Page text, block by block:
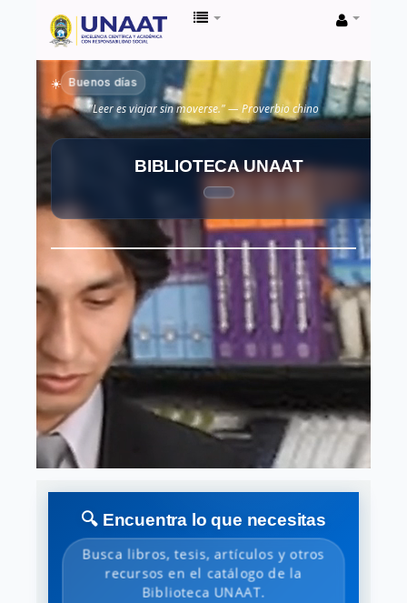
Biblioteca
Unaat
☀️ Buenos días
"Leer es viajar sin moverse." — Proverbio chino
BIBLIOTECA UNAAT
🔍 Encuentra lo que necesitas
Busca libros, tesis, artículos y otros
recursos en el catálogo de la
Biblioteca UNAAT.